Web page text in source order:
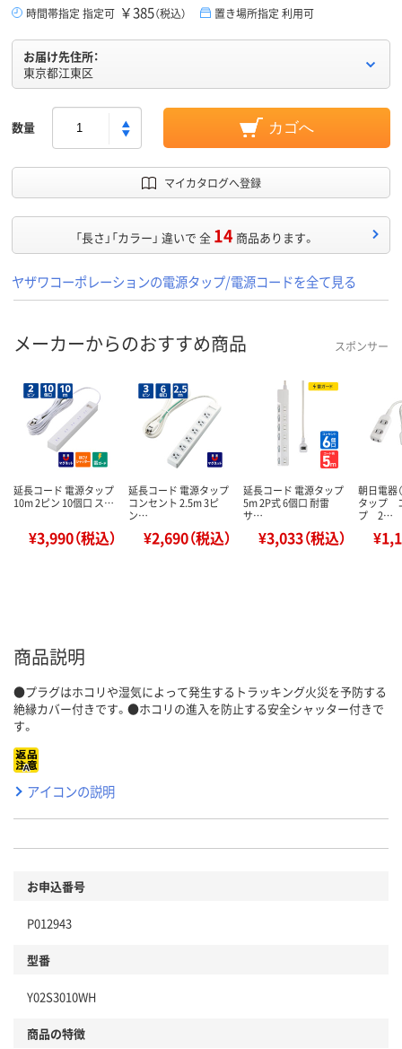
時間帯指定 指定可 ￥385（税込） 置き場所指定 利用可
お届け先住所：
東京都江東区
数量 カゴへ
マイカタログへ登録
「長さ」「カラー」 違いで 全 14 商品あります。
ヤザワコーポレーションの電源タップ/電源コードを全て見る
メーカーからのおすすめ商品 スポンサー
延長コード 電源タップ
10m 2ピン 10個口 ス…
¥3,990（税込）
延長コード 電源タップ
コンセント 2.5m 3ピ
ン…
¥2,690（税込）
延長コード 電源タップ
5m 2P式 6個口 耐雷
サ…
¥3,033（税込）
朝日電器
タップ
プ 2…
商品説明
●プラグはホコリや湿気によって発生するトラッキング火災を予防する
絶縁カバー付きです。●ホコリの進入を防止する安全シャッター付きで
す。
アイコンの説明
お申込番号
P012943
型番
Y02S3010WH
商品の特徴